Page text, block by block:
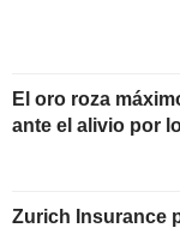
El oro roza
ante el alivio por
Zurich Insurance